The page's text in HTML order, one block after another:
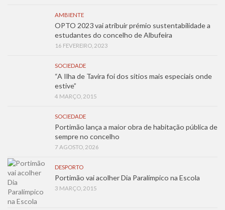
AMBIENTE
OPTO 2023 vai atribuir prémio sustentabilidade a
estudantes do concelho de Albufeira
16 FEVEREIRO, 2023
SOCIEDADE
“A Ilha de Tavira foi dos sítios mais especiais onde
estive”
4 MARÇO, 2015
SOCIEDADE
Portimão lança a maior obra de habitação pública de
sempre no concelho
7 AGOSTO, 2026
DESPORTO
Portimão vai acolher Dia Paralímpico na Escola
3 MARÇO, 2015